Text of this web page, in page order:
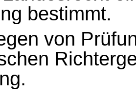
bestimmt.
von